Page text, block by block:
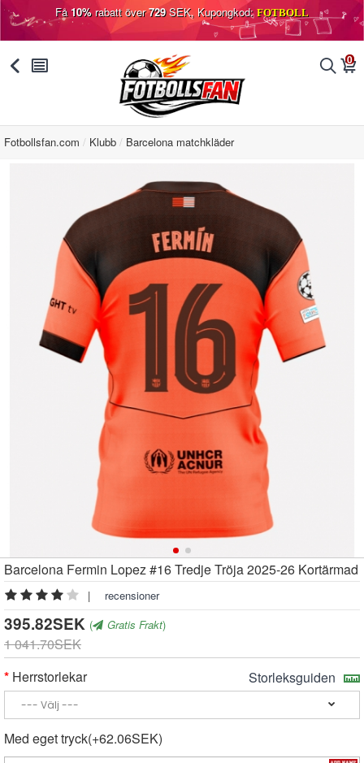
Få10%rabatt över729SEK, Kupongkod: FOTBOLL
󰅯 󰂩 󰂨 0
󰃦
Fotbollsfan.com Klubb Barcelona matchkläder
Barcelona Fermin Lopez #16 Tredje Tröja 2025-26 Kortärmad
| recensioner
395.82SEK ( Gratis Frakt)
1 041.70SEK
Herrstorlekar
Storleksguiden
Med eget tryck(+62.06SEK)